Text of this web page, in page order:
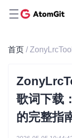
首页
歌词下载
的完整指